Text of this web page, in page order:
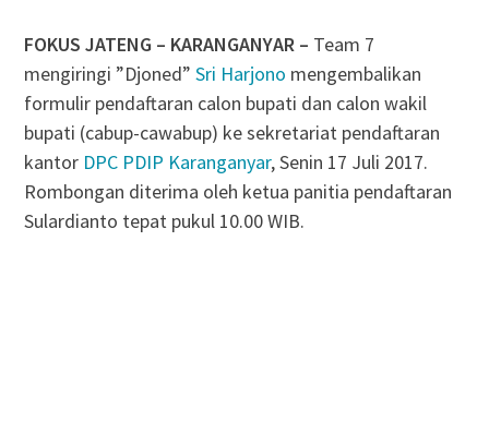
FOKUS JATENG – KARANGANYAR – Team 7
mengiringi ”Djoned” Sri Harjono mengembalikan
formulir pendaftaran calon bupati dan calon wakil
bupati (cabup-cawabup) ke sekretariat pendaftaran
kantorDPC PDIP Karanganyar, Senin 17 Juli 2017.
Rombongan diterima oleh ketua panitia pendaftaran
Sulardianto tepat pukul 10.00 WIB.